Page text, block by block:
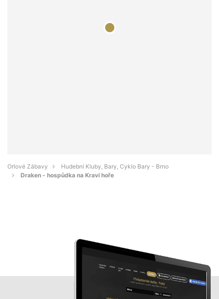
Orlové Zábavy
Hudební Kluby, Bary, Cyklo Bary - Brno
Draken - hospůdka na Kraví hoře